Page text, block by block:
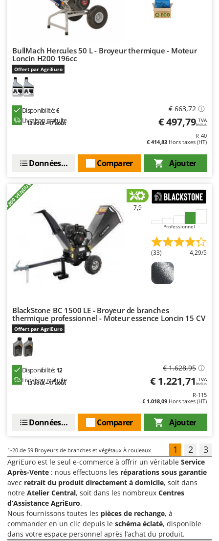
BullMach Hercules 50 L - Broyeur thermique - Moteur
Loncin H200 196cc
Offert par AgriEuro
Disponibilité:6
Livraison gratuite
13 août - 17 août
€ 663,72
€ 497,79 TVA
Inclus
R-40
€ 414,83 Hors taxes (HT)
Ajouter
Comparer
Données techniques
+300 VENDUS 7,9
Professionnel
(33) 4,29/5
BlackStone BC 1500 LE - Broyeur de branches
thermique professionnel - Moteur essence Loncin 15 CV
Offert par AgriEuro
Disponibilité:12
Livraison gratuite
13 août - 17 août
€ 1.628,95
€ 1.221,71 TVA
Inclus
R-115
€ 1.018,09 Hors taxes (HT)
Ajouter
Comparer
Données techniques
1-20 de 59 Broyeurs de branches et végétaux À rouleaux 1 2 3
AgriEuro est le seul e-commerce à offrir un véritable Service
Après-Vente : nous effectuons les réparations sous garantie
avec retrait du produit directement à domicile, soit dans
notre Atelier Central, soit dans les nombreux Centres
d’Assistance AgriEuro.
Nous fournissons toutes les pièces de rechange, à
commander en un clic depuis le schéma éclaté, disponible
dans votre espace personnel après l’achat du produit.